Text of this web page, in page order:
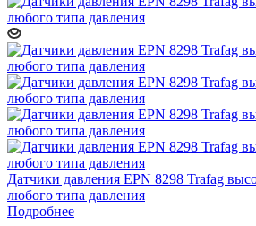
Датчики давления EPN 8298 Trafag
любого типа давления
Подробнее